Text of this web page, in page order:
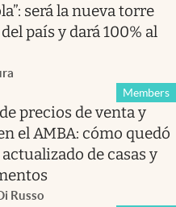
será la nueva torre
país y dará 100% al
Members
precios de venta y
el AMBA: cómo quedó
de casas y
Russo